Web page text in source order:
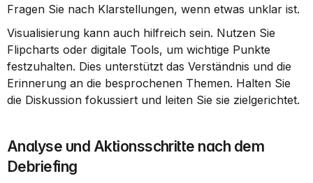
Fragen Sie nach Klarstellungen, wenn etwas unklar ist.
Visualisierung kann auch hilfreich sein. Nutzen Sie
Flipcharts oder digitale Tools, um wichtige Punkte
festzuhalten. Dies unterstützt das Verständnis und die
Erinnerung an die besprochenen Themen. Halten Sie
die Diskussion fokussiert und leiten Sie sie zielgerichtet.
Analyse und Aktionsschritte nach dem
Debriefing